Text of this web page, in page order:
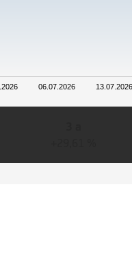
06.07.2026 13.07.2026